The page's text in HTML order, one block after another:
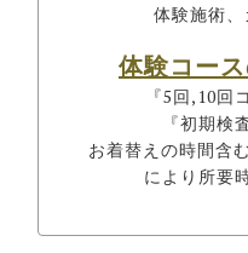
体験施術
体験コー
『5回,10回
『初期検
お着替えの時間含
により所要